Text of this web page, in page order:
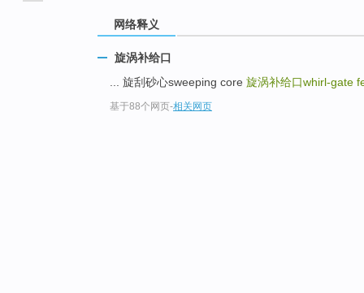
网络释义
旋涡补给口
... 旋刮砂心sweeping core 旋涡补给口whirl-gate
基于88个网页-相关网页